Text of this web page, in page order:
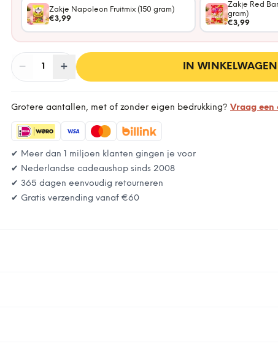
Zakje Napoleon Fruitmix (150 gram)
€3,99
Zakje Red
gram)
€3,99
− Aantal
1 + IN WINKELWAGEN
Grotere aantallen, met of zonder eigen bedrukking? Vraag een
✔ Meer dan 1 miljoen klanten gingen je voor
✔ Nederlandse cadeaushop sinds 2008
✔ 365 dagen eenvoudig retourneren
✔ Gratis verzending vanaf €60